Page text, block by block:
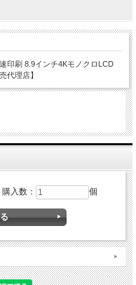
印刷 8.9インチ4KモノクロLCD
代理店】
購入数： 個